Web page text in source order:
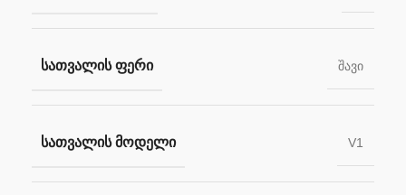
ᲡᲐᲗᲕᲐᲚᲘᲡ ᲤᲔᲠᲘ შავი
ᲡᲐᲗᲕᲐᲚᲘᲡ ᲛᲝᲓᲔᲚᲘ V1